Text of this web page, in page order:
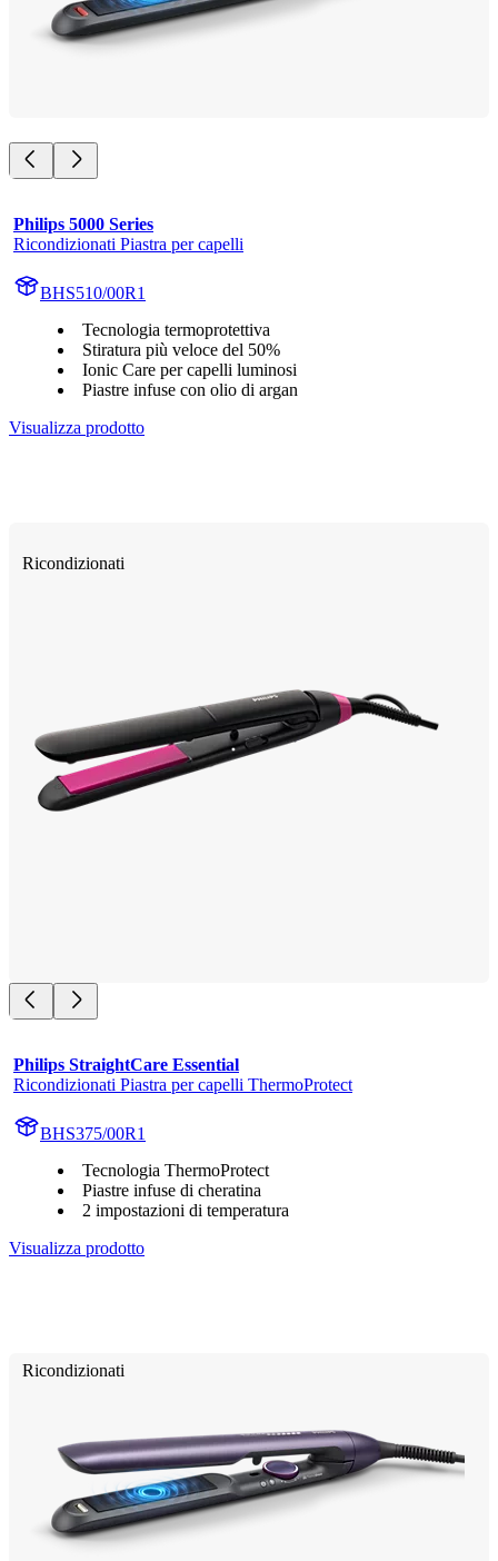
Philips 5000 Series
Ricondizionati Piastra per capelli
BHS510/00R1
Tecnologia termoprotettiva
Stiratura più veloce del 50%
Ionic Care per capelli luminosi
Piastre infuse con olio di argan
Visualizza prodotto
Ricondizionati
Philips StraightCare Essential
Ricondizionati Piastra per capelli ThermoProtect
BHS375/00R1
Tecnologia ThermoProtect
Piastre infuse di cheratina
2 impostazioni di temperatura
Visualizza prodotto
Ricondizionati